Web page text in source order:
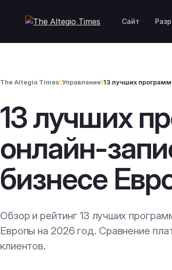
Сайт
The Altegio Times\Управление\
13 лучших
онлайн-
бизнесе
Обзор и рейтинг 13 лучших
Европы на 2026 год. Сравнение
клиентов.